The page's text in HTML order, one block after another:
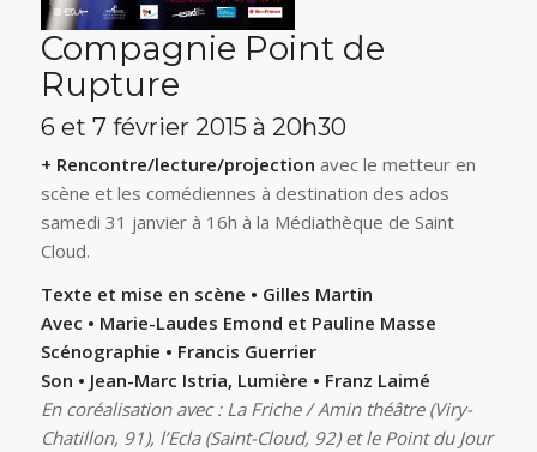
Compagnie Point de
Rupture
6 et 7 février 2015 à 20h30
+ Rencontre/lecture/projection avec le metteur en
scène et les comédiennes à destination des ados
samedi 31 janvier à 16h à la Médiathèque de Saint
Cloud.
Texte et mise en scène • Gilles Martin
Avec • Marie-Laudes Emond et Pauline Masse
Scénographie • Francis Guerrier
Son • Jean-Marc Istria, Lumière • Franz Laimé
En coréalisation avec : La Friche / Amin théâtre (Viry-
Chatillon, 91), l’Ecla (Saint-Cloud, 92) et le Point du Jour